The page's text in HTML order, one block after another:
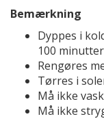
Bemærkning
Dyppes i
100
Rengøres
Tørres i
Må ikke
Må ikke